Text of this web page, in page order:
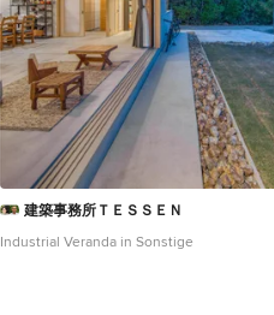
建築事務所ＴＥＳＳＥＮ
Industrial Veranda in Sonstige